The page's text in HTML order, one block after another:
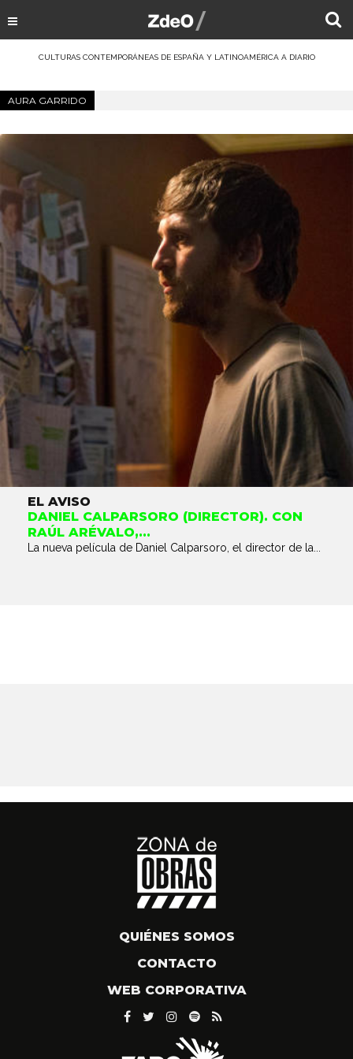
CULTURAS CONTEMPORÁNEAS DE ESPAÑA Y LATINOAMÉRICA A DIARIO
AURA GARRIDO
EL AVISO
DANIEL CALPARSORO (DIRECTOR). CON
RAÚL ARÉVALO,...
La nueva película de Daniel Calparsoro, el director de la...
QUIÉNES SOMOS
CONTACTO
WEB CORPORATIVA